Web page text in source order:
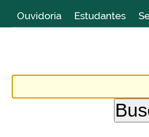
Ouvidoria
Estudantes